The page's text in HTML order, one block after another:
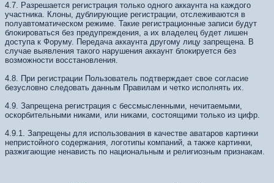
4.7. Разрешается регистрация только одного аккаунта на каждого
участника. Клоны, дублирующие регистрации, отслеживаются в
полуавтоматическом режиме. Такие регистрационные записи будут
блокироваться без предупреждения, а их владелец будет лишен
доступа к Форуму. Передача аккаунта другому лицу запрещена. В
случае выявления такого нарушения аккаунт блокируется без
возможности восстановления.
4.8. При регистрации Пользователь подтверждает свое согласие
безусловно следовать данным Правилам и четко исполнять их.
4.9. Запрещена регистрация с бессмысленными, нечитаемыми,
оскорбительными никами, или никами, состоящими только из цифр.
4.9.1. Запрещены для использования в качестве аватаров картинки
непристойного содержания, логотипы компаний, а также картинки,
разжигающие ненависть по национальным и религиозным признакам.